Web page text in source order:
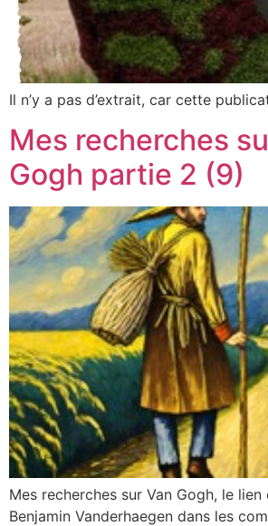
Il n’y a pas d’extrait, car cette
Mes recherches
Gogh partie 2 (9)
Mes recherches sur Van Gogh, le
Benjamin Vanderhaegen dans les